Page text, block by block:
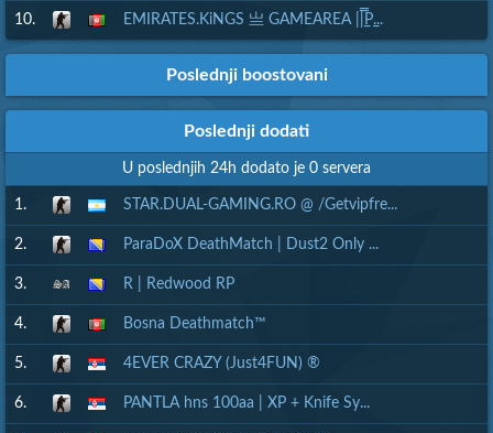
10. EMIRATES.KiNGS 亗 GAMEAREA ||͇̿P͇...
Poslednji boostovani
Poslednji dodati
U poslednjih 24h dodato je 0 servera
1. STAR.DUAL-GAMING.RO @ /Getvipfre...
2. ParaDoX DeathMatch | Dust2 Only ...
3. R | Redwood RP
4. Bosna Deathmatch™
5. 4EVER CRAZY (Just4FUN) ®
6. PANTLA hns 100aa | XP + Knife Sy...